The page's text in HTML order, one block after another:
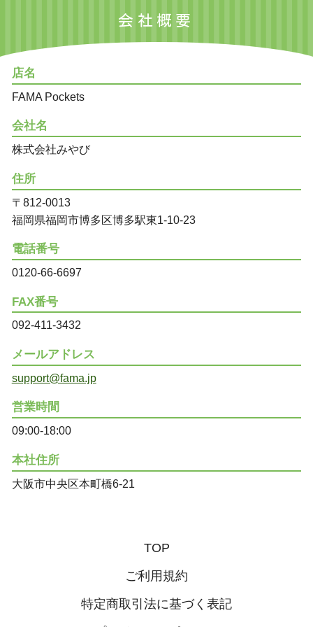
会社概要
店名
FAMA Pockets
会社名
株式会社みやび
住所
〒812-0013
福岡県福岡市博多区博多駅東1-10-23
電話番号
0120-66-6697
FAX番号
092-411-3432
メールアドレス
support@fama.jp
営業時間
09:00-18:00
本社住所
大阪市中央区本町橋6-21
TOP
ご利用規約
特定商取引法に基づく表記